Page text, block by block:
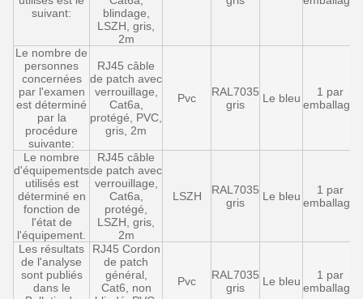
suivant:
blindage,
LSZH, gris,
2m
Le nombre de
personnes
concernées
par l'examen
est déterminé
par la
procédure
suivante:
RJ45 câble
de patch avec
verrouillage,
Cat6a,
protégé, PVC,
gris, 2m
Pvc
RAL7035
gris
Le bleu
1 par
emballage
Le nombre
d'équipements
utilisés est
déterminé en
fonction de
l'état de
l'équipement.
RJ45 câble
de patch avec
verrouillage,
Cat6a,
protégé,
LSZH, gris,
2m
LSZH
RAL7035
gris
Le bleu
1 par
emballage
Les résultats
de l'analyse
sont publiés
dans le
RJ45 Cordon
de patch
général,
Cat6, non
Pvc
RAL7035
gris
Le bleu
1 par
emballage